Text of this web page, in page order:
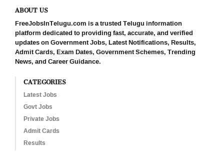
ABOUT US
FreeJobsInTelugu.com is a trusted Telugu information
platform dedicated to providing fast, accurate, and verified
updates on Government Jobs, Latest Notifications, Results,
Admit Cards, Exam Dates, Government Schemes, Trending
News, and Career Guidance.
CATEGORIES
Latest Jobs
Govt Jobs
Private Jobs
Admit Cards
Results